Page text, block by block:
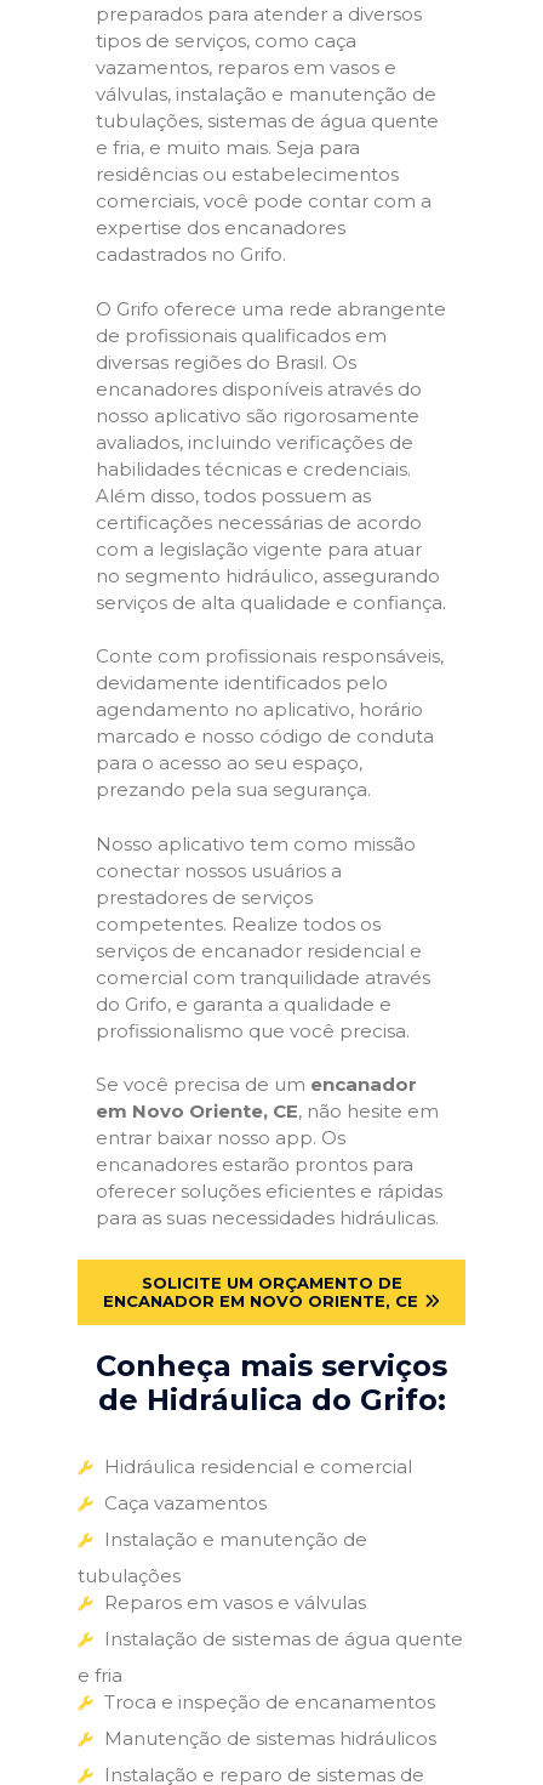
preparados para atender a diversos
tipos de serviços, como caça
vazamentos, reparos em vasos e
válvulas, instalação e manutenção de
tubulações, sistemas de água quente
e fria, e muito mais. Seja para
residências ou estabelecimentos
comerciais, você pode contar com a
expertise dos encanadores
cadastrados no Grifo.
O Grifo oferece uma rede abrangente
de profissionais qualificados em
diversas regiões do Brasil. Os
encanadores disponíveis através do
nosso aplicativo são rigorosamente
avaliados, incluindo verificações de
habilidades técnicas e credenciais.
Além disso, todos possuem as
certificações necessárias de acordo
com a legislação vigente para atuar
no segmento hidráulico, assegurando
serviços de alta qualidade e confiança.
Conte com profissionais responsáveis,
devidamente identificados pelo
agendamento no aplicativo, horário
marcado e nosso código de conduta
para o acesso ao seu espaço,
prezando pela sua segurança.
Nosso aplicativo tem como missão
conectar nossos usuários a
prestadores de serviços
competentes. Realize todos os
serviços de encanador residencial e
comercial com tranquilidade através
do Grifo, e garanta a qualidade e
profissionalismo que você precisa.
Se você precisa de um encanador
em Novo Oriente, CE, não hesite em
entrar baixar nosso app. Os
encanadores estarão prontos para
oferecer soluções eficientes e rápidas
para as suas necessidades hidráulicas.
SOLICITE UM ORÇAMENTO DE
ENCANADOR EM NOVO ORIENTE, CE
Conheça mais serviços
de Hidráulica do Grifo:
Hidráulica residencial e comercial
Caça vazamentos
Instalação e manutenção de
tubulações
Reparos em vasos e válvulas
Instalação de sistemas de água quente
e fria
Troca e inspeção de encanamentos
Manutenção de sistemas hidráulicos
Instalação e reparo de sistemas de